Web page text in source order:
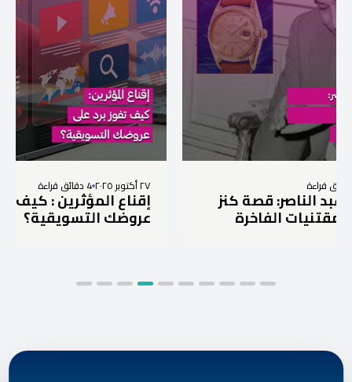
كنز إقناع المؤثرين : كيف تفوز برد على
عروضك التسويقية؟